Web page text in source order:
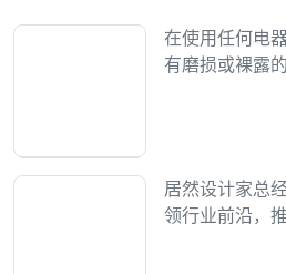
在使用任何电
有磨损或裸露
居然设计家总
领行业前沿，